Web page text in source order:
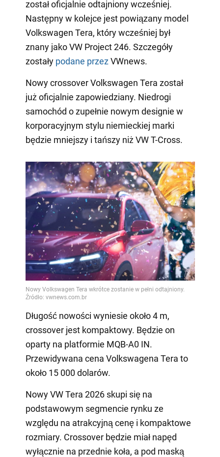
został oficjalnie odtajniony wcześniej.
Następny w kolejce jest powiązany model
Volkswagen Tera, który wcześniej był
znany jako VW Project 246. Szczegóły
zostały podane przezVWnews.
Nowy crossover Volkswagen Tera został
już oficjalnie zapowiedziany. Niedrogi
samochód o zupełnie nowym designie w
korporacyjnym stylu niemieckiej marki
będzie mniejszy i tańszy niż VW T-Cross.
Długość nowości wyniesie około 4 m,
crossover jest kompaktowy. Będzie on
oparty na platformie MQB-A0 IN.
Przewidywana cena Volkswagena Tera to
około 15 000 dolarów.
Nowy VW Tera 2026 skupi się na
podstawowym segmencie rynku ze
względu na atrakcyjną cenę i kompaktowe
rozmiary. Crossover będzie miał napęd
wyłącznie na przednie koła, a pod maską